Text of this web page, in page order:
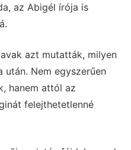
az Abigél írója is
azt mutatták, milyen
Nem egyszerűen
hanem attól az
felejthetetlenné